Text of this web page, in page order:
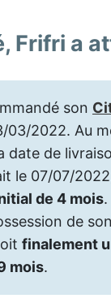
Frifri a
son
03/2022. Au
date de
le 07/07/
de 4 mois
de
finalement
mois.